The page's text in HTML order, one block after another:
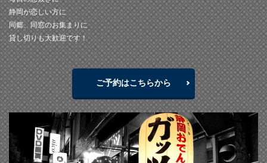
静岡が恋しい方に
同郷、同窓のお集まりに
貸し切りも大歓迎です！
ご予約はこちらから